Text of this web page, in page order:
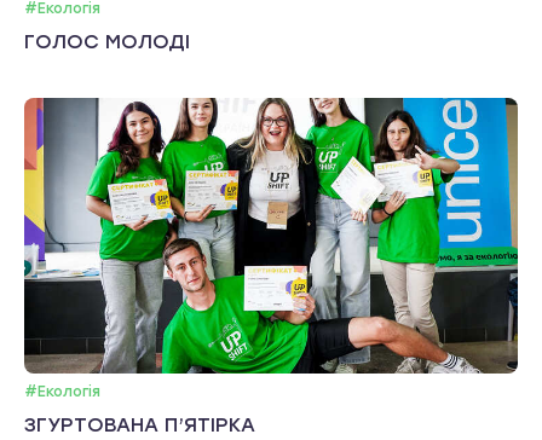
#Екологія
ГОЛОС МОЛОДІ
#Екологія
ЗГУРТОВАНА П’ЯТІРКА